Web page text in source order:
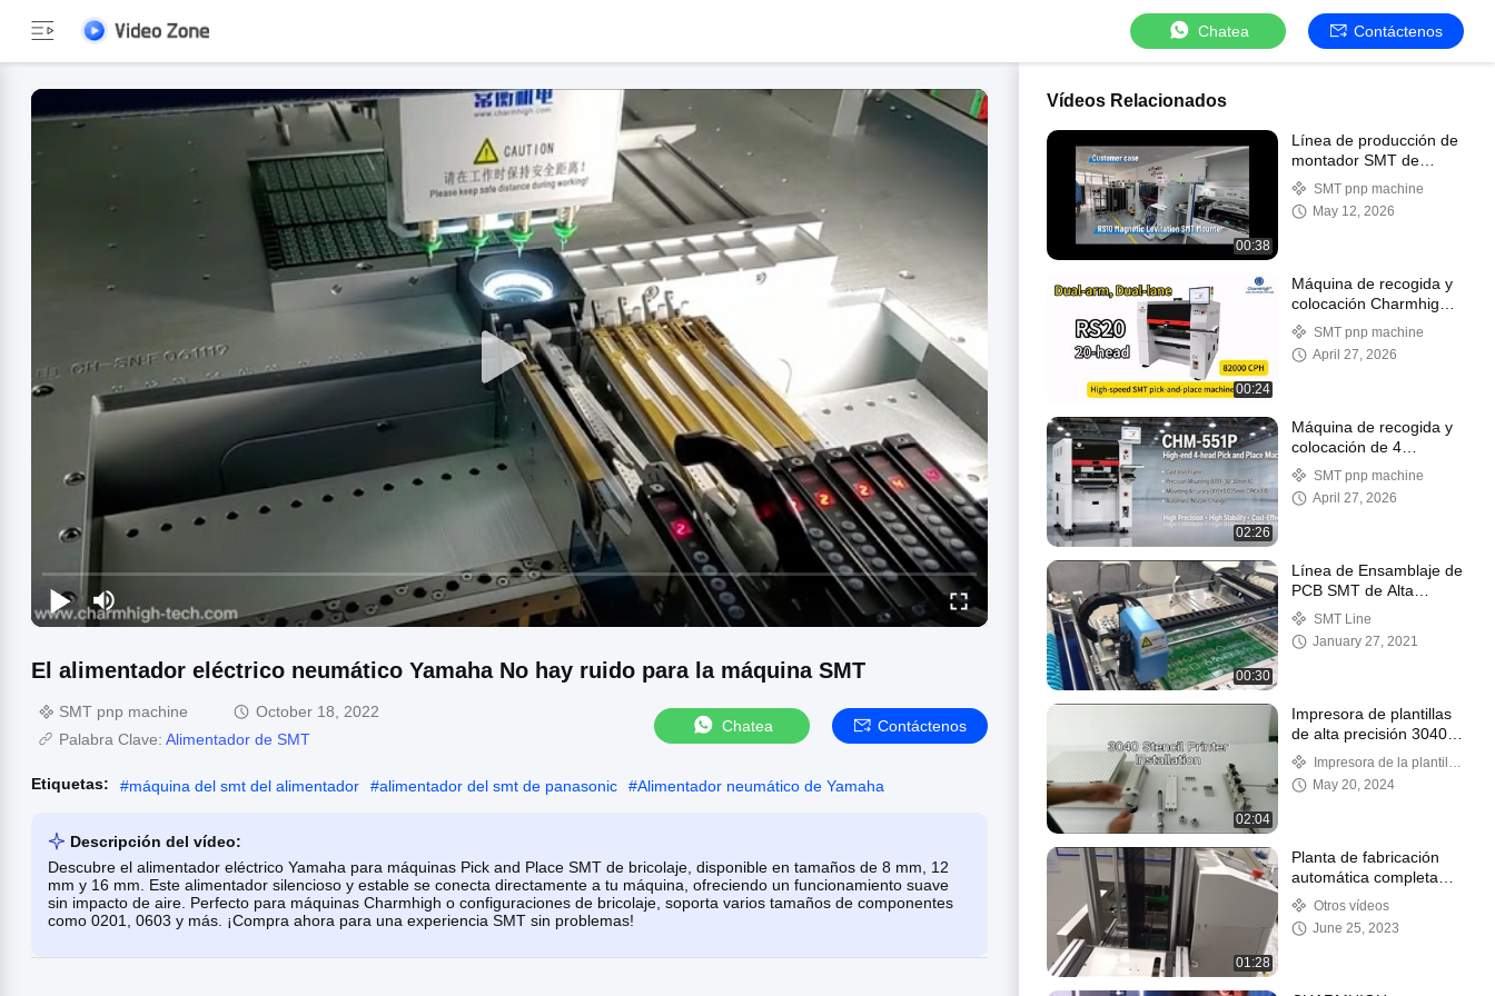
Chatea Contáctenos
El alimentador eléctrico neumático Yamaha No hay ruido para la máquina SMT
SMT pnp machine
October 18, 2022
Palabra Clave: Alimentador de SMT
Chatea Contáctenos
Etiquetas: #máquina del smt del alimentador #alimentador del smt de panasonic #Alimentador neumático de Yamaha
Descripción del vídeo:
Descubre el alimentador eléctrico Yamaha para máquinas Pick and Place SMT de bricolaje, disponible en tamaños de 8 mm, 12
mm y 16 mm. Este alimentador silencioso y estable se conecta directamente a tu máquina, ofreciendo un funcionamiento suave
sin impacto de aire. Perfecto para máquinas Charmhigh o configuraciones de bricolaje, soporta varios tamaños de componentes
como 0201, 0603 y más. ¡Compra ahora para una experiencia SMT sin problemas!
Vídeos Relacionados
00:38
Línea de producción de
montador SMT de
levitación magnética
RS10
SMT pnp machine
May 12, 2026
00:24
Máquina de recogida y
colocación Charmhigh
RS20 de doble brazo y
doble carril 82000CPH
SMT pnp machine
April 27, 2026
02:26
Máquina de recogida y
colocación de 4
cabezales con marco
de hierro fundido,
montaje mixto CHM-
SMT pnp machine
April 27, 2026
00:30
Línea de Ensamblaje de
PCB SMT de Alta
Precisión con
Alimentador Vibratorio
SMT Line
January 27, 2021
02:04
Impresora de plantillas
de alta precisión 3040
SMT Impresora de seda
línea de producción
SMT manual
Impresora de la plantilla
de SMTMay 20, 2024
01:28
Planta de fabricación
automática completa
del PWB en la fábrica
de Charmhigh
Otros vídeos
June 25, 2023